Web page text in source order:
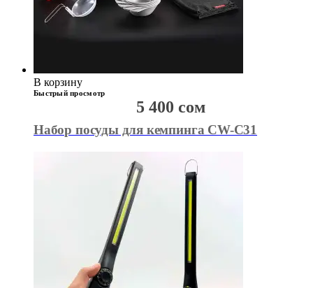
В корзину
Быстрый просмотр
Набор посуды для кемпинга CW-C31
5 400 сом